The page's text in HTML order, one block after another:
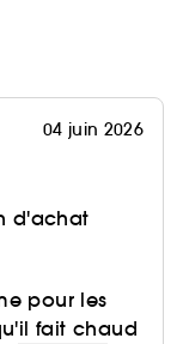
04 juin 2026
d'achat
pour les
fait chaud